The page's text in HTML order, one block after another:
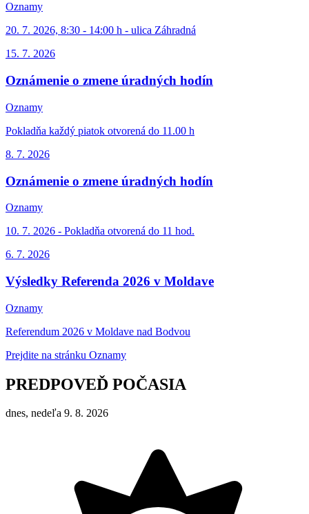
Oznamy
20. 7. 2026, 8:30 - 14:00 h - ulica Záhradná
15. 7. 2026
Oznámenie o zmene úradných hodín
Oznamy
Pokladňa každý piatok otvorená do 11.00 h
8. 7. 2026
Oznámenie o zmene úradných hodín
Oznamy
10. 7. 2026 - Pokladňa otvorená do 11 hod.
6. 7. 2026
Výsledky Referenda 2026 v Moldave
Oznamy
Referendum 2026 v Moldave nad Bodvou
Prejdite na stránku Oznamy
PREDPOVEĎ POČASIA
dnes, nedeľa 9. 8. 2026